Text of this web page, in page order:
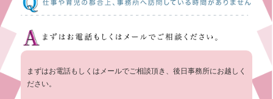
まずはお電話もしくはメールでご相談頂き、後日事務所にお越しく
ださい。